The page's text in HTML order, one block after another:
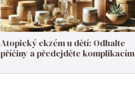
Atopický ekzém u dětí: Odhalte
příčiny a předejděte komplikacím